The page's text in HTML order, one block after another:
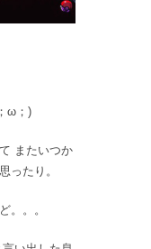
ω；)
またいつか
ったり。
。。。